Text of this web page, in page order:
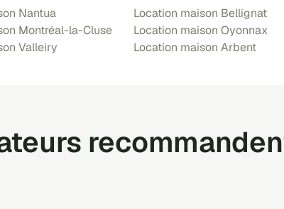
Nantua
Montréal-la-Cluse
Valleiry
Location maison Bellignat
Location maison Oyonnax
Location maison Arbent